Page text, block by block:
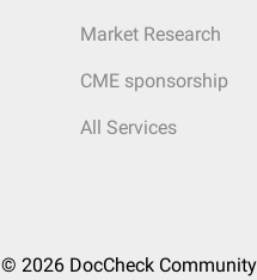
Market Research
CME sponsorship
All Services
© 2026 DocCheck